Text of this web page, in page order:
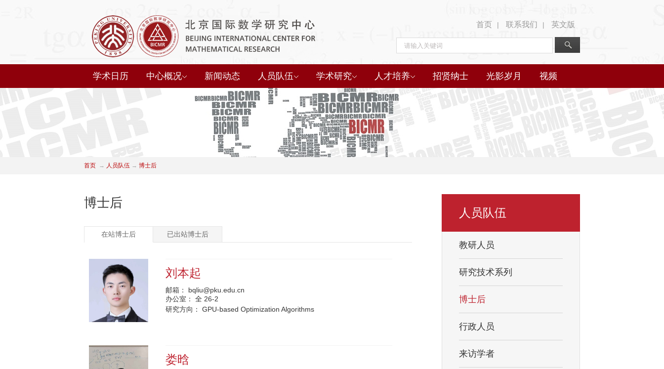
首页 | 联系我们 | 英文版
学术日历 中心概况 新闻动态 人员队伍 学术研究 人才培养 招贤纳士 光影岁月 视频
首页 → 人员队伍 → 博士后
博士后
在站博士后 已出站博士后
刘本起
邮箱：
bqliu@pku.edu.cn
办公室：
全 26-2
研究方向：
GPU-based Optimization Algorithms
娄晗
人员队伍
教研人员
研究技术系列
博士后
行政人员
来访学者